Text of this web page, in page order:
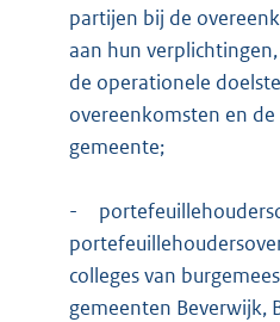
partijen bij de
aan hun
de operationele
overeenkomsten en
gemeente;
-
colleges van
gemeenten Beverwijk,